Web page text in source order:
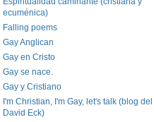
ecuménica)
Falling poems
Gay Anglican
Gay en Cristo
Gay se nace.
Gay y Cristiano
I'm Christian, I'm Gay, let's talk (blog del
David Eck)